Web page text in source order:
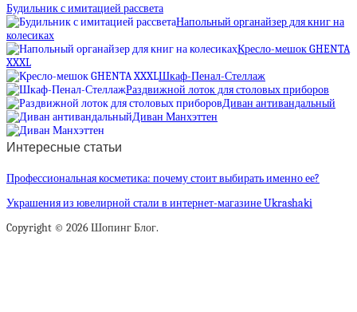
Будильник с имитацией рассвета
Напольный органайзер для книг на
колесиках
Кресло-мешок GHENTA
XXXL
Шкаф-Пенал-Стеллаж
Раздвижной лоток для столовых приборов
Диван антивандальный
Диван Манхэттен
Интересные статьи
Профессиональная косметика: почему стоит выбирать именно ее?
Украшения из ювелирной стали в интернет-магазине Ukrashaki
Copyright © 2026 Шопинг Блог.